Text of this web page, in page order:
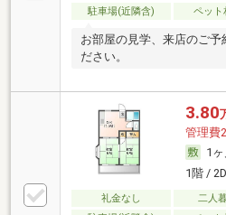
駐車場(近隣含)
ペット
お部屋の見学、来店のご予
ださい。
3.80
管理費
1ヶ
1階 /
礼金なし 二人